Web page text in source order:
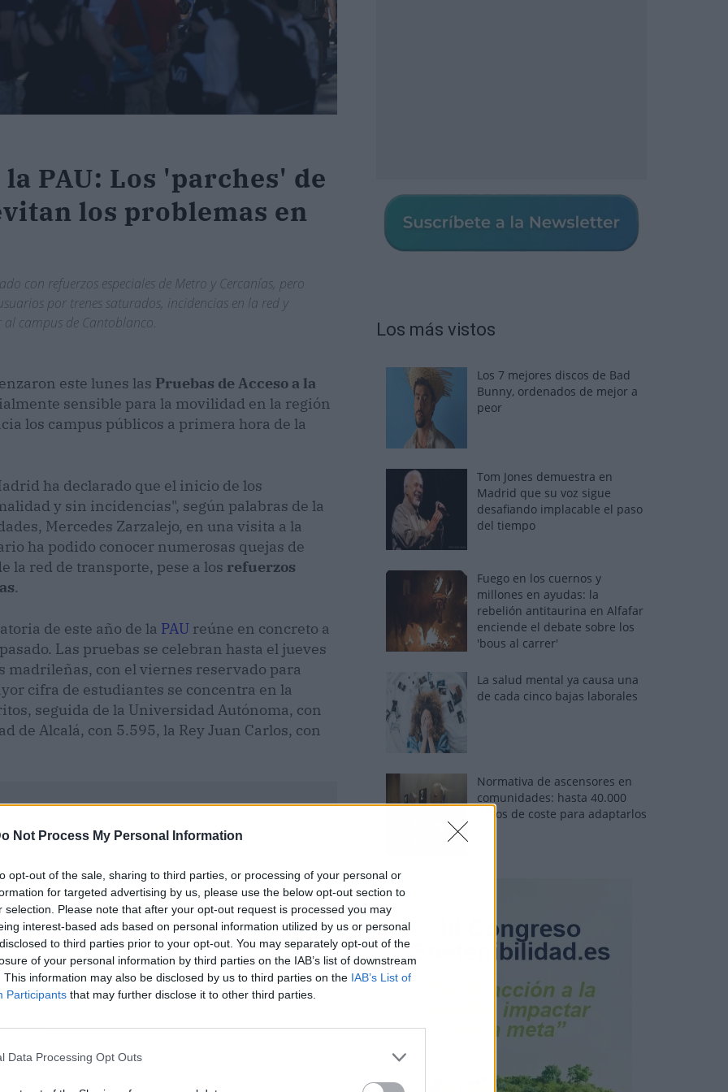
Not Process My Personal Information
opt-out of the sale, sharing to third parties, or processing of your personal or
for targeted advertising by us, please use the below opt-out section to
selection. Please note that after your opt-out request is processed you may
interest-based ads based on personal information utilized by us or personal
to third parties prior to your opt-out. You may separately opt-out of the
of your personal information by third parties on the IAB’s list of downstream
This information may also be disclosed by us to third parties on the IAB’s List of
Participants that may further disclose it to other third parties.
Data Processing Opt Outs
PAU: Los 'parches' de
los problemas en
con refuerzos especiales de Metro y Cercanías, pero
por trenes saturados, incidencias en la red y
campus de Cantoblanco.
este lunes las Pruebas de Acceso a la
sensible para la movilidad en la región
los campus públicos a primera hora de la
ha declarado que el inicio de los
y sin incidencias", según palabras de la
Mercedes Zarzalejo, en una visita a la
ha podido conocer numerosas quejas de
la red de transporte, pese a los refuerzos
.
de este año de la PAU reúne en concreto a
Las pruebas se celebran hasta el jueves
con el viernes reservado para
cifra de estudiantes se concentra en la
seguida de la Universidad Autónoma, con
de Alcalá, con 5.595, la Rey Juan Carlos, con
Los más vistos
Los 7 mejores discos de Bad
Bunny, ordenados de mejor a
peor
Tom Jones demuestra en
Madrid que su voz sigue
desafiando implacable el paso
del tiempo
Fuego en los cuernos y
millones en ayudas: la
rebelión antitaurina en Alfafar
enciende el debate sobre los
'bous al carrer'
La salud mental ya causa una
de cada cinco bajas laborales
Normativa de ascensores en
comunidades: hasta 40.000
euros de coste para adaptarlos